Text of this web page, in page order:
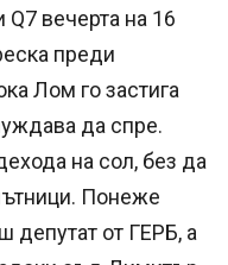
вечерта на 16
преди
Лом го застига
да спре.
на сол, без да
Понеже
депутат от ГЕРБ, а